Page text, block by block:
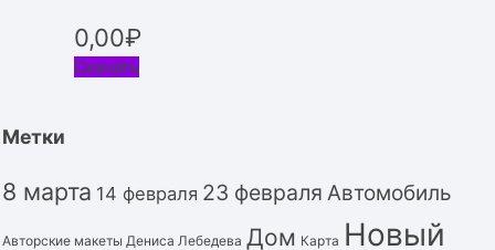
0,00₽
Скачать
Метки
8 марта 14 февраля 23 февраля Автомобиль
Авторские макеты Дениса Лебедева Дом Карта Новый